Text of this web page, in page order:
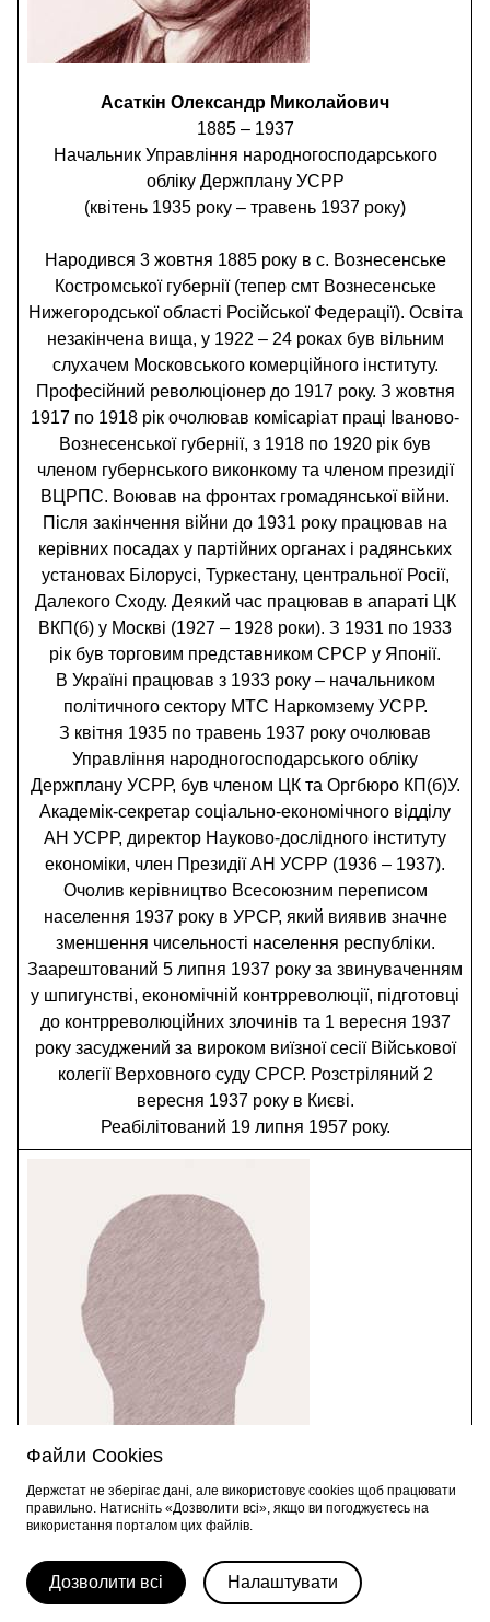
Асаткін Олександр Миколайович
1885 – 1937
Начальник Управління народногосподарського
обліку Держплану УСРР
(квітень 1935 року – травень 1937 року)
Народився 3 жовтня 1885 року в с. Вознесенське
Костромської губернії (тепер смт Вознесенське
Нижегородської області Російської Федерації). Освіта
незакінчена вища, у 1922 – 24 роках був вільним
слухачем Московського комерційного інституту.
Професійний революціонер до 1917 року. З жовтня
1917 по 1918 рік очолював комісаріат праці Іваново-
Вознесенської губернії, з 1918 по 1920 рік був
членом губернського виконкому та членом президії
ВЦРПС. Воював на фронтах громадянської війни.
Після закінчення війни до 1931 року працював на
керівних посадах у партійних органах і радянських
установах Білорусі, Туркестану, центральної Росії,
Далекого Сходу. Деякий час працював в апараті ЦК
ВКП(б) у Москві (1927 – 1928 роки). З 1931 по 1933
рік був торговим представником СРСР у Японії.
В Україні працював з 1933 року – начальником
політичного сектору МТС Наркомзему УСРР.
З квітня 1935 по травень 1937 року очолював
Управління народногосподарського обліку
Держплану УСРР, був членом ЦК та Оргбюро КП(б)У.
Академік-секретар соціально-економічного відділу
АН УСРР, директор Науково-дослідного інституту
економіки, член Президії АН УСРР (1936 – 1937).
Очолив керівництво Всесоюзним переписом
населення 1937 року в УРСР, який виявив значне
зменшення чисельності населення республіки.
Заарештований 5 липня 1937 року за звинуваченням
у шпигунстві, економічній контрреволюції, підготовці
до контрреволюційних злочинів та 1 вересня 1937
року засуджений за вироком виїзної сесії Військової
колегії Верховного суду СРСР. Розстріляний 2
вересня 1937 року в Києві.
Реабілітований 19 липня 1957 року.
Сванідзе Микола Самсонович
Начальник Управління народногосподарського
обліку Держплану УРСР
Файли Cookies
Держстат не зберігає дані, але використовує cookies щоб працювати
правильно. Натисніть «Дозволити всі», якщо ви погоджуєтесь на
використання порталом цих файлів.
Дозволити всі Налаштувати